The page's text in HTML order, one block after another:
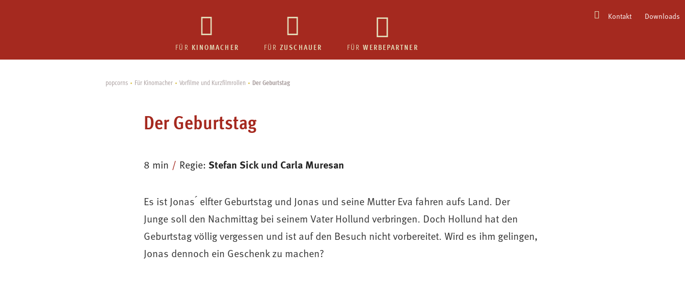
FÜR KINOMACHER FÜR ZUSCHAUER FÜR WERBEPARTNER
Kontakt Downloads
popcorns Für Kinomacher Vorfilme und Kurzfilmrollen Der Geburtstag
Der Geburtstag
8 min Regie: Stefan Sick und Carla Muresan
Es ist Jonas ́ elfter Geburtstag und Jonas und seine Mutter Eva fahren aufs Land. Der
Junge soll den Nachmittag bei seinem Vater Hollund verbringen. Doch Hollund hat den
Geburtstag völlig vergessen und ist auf den Besuch nicht vorbereitet. Wird es ihm gelingen,
Jonas dennoch ein Geschenk zu machen?